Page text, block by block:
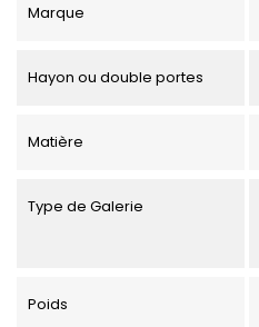
Marque
Hayon ou double portes
Matière
Type de Galerie
Poids